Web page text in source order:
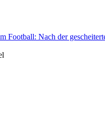
Football: Nach der